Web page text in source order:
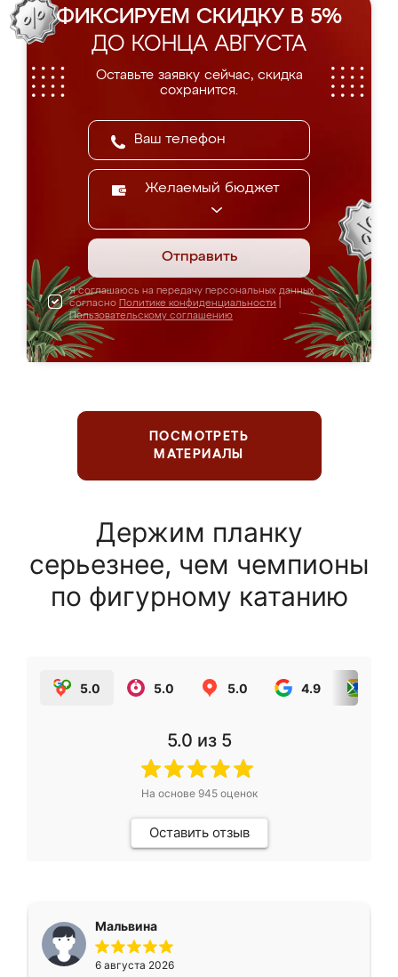
ФИКСИРУЕМ СКИДКУ В 5%
ДО КОНЦА АВГУСТА
Оставьте заявку сейчас, скидка
сохранится.
Желаемый бюджет
Отправить
Я соглашаюсь на передачу персональных данных
согласно Политике конфиденциальности
Пользовательскому соглашению
ПОСМОТРЕТЬ
МАТЕРИАЛЫ
Держим планку
серьезнее, чем чемпионы
по фигурному катанию
5.0 5.0 5.0 4.9
5.0 из 5
На основе 945оценок
Оставить отзыв
Мальвина
6 августа 2026